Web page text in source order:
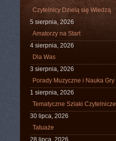
Czytelnicy Dzielą się Wiedzą
5 sierpnia, 2026
Amatorzy na Start
4 sierpnia, 2026
Dla Was
3 sierpnia, 2026
Porady Muzyczne i Nauka Gry
1 sierpnia, 2026
Tematyczne Szlaki Czytelnicze
30 lipca, 2026
Tatuaże
28 lipca, 2026